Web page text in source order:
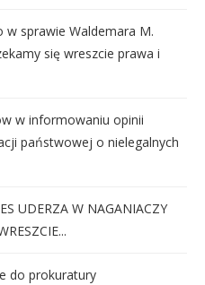
w sprawie Waldemara M.
się wreszcie prawa i
w informowaniu opinii
państwowej o nielegalnych
UDERZA W NAGANIACZY
do prokuratury